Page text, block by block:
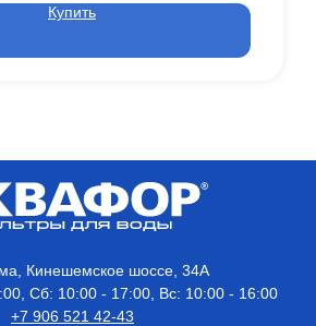
Купить
Кинешемское шоссе, 34А
Сб: 10:00 - 17:00, Вс: 10:00 - 16:00
+7 906 521 42-43